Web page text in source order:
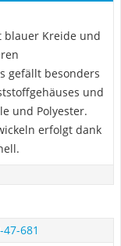
blauer Kreide und
gefällt besonders
und
und Polyester.
erfolgt dank
681